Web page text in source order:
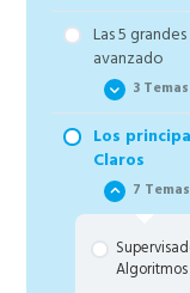
Bonus 5:
Lectura de
Limpia tus
Cómo
balanceo
Selección
Las 5
avanzado
3 Temas
Las bases
Las 5
El Mapa
Los
Claros
7 Temas
Algoritmos